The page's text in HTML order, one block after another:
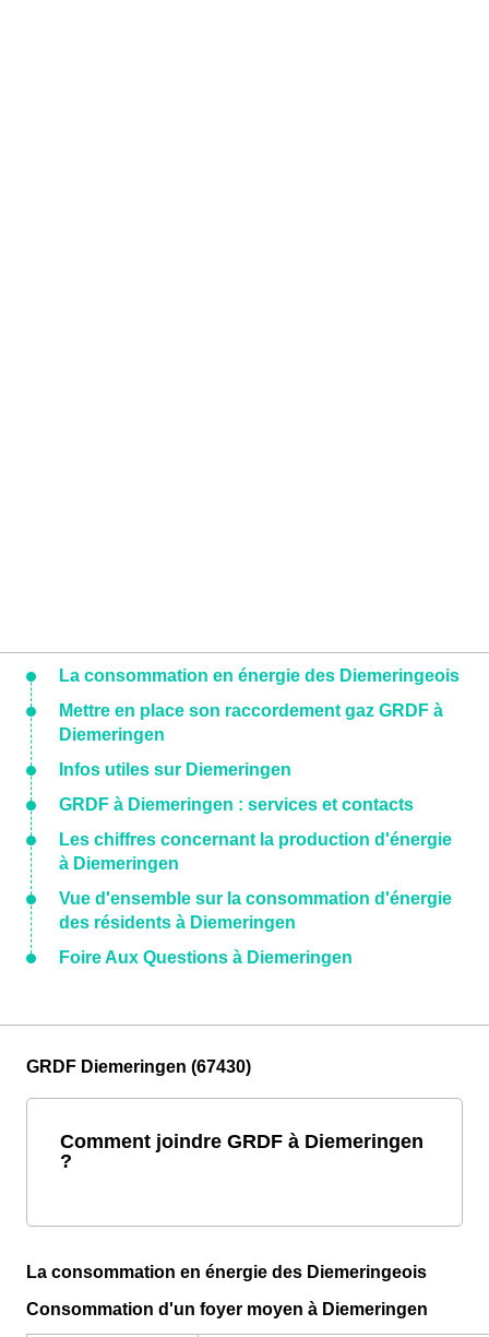
La consommation en énergie des Diemeringeois
Mettre en place son raccordement gaz GRDF à
Diemeringen
Infos utiles sur Diemeringen
GRDF à Diemeringen : services et contacts
Les chiffres concernant la production d'énergie
à Diemeringen
Vue d'ensemble sur la consommation d'énergie
des résidents à Diemeringen
Foire Aux Questions à Diemeringen
GRDF Diemeringen (67430)
Comment joindre GRDF à Diemeringen
?
La consommation en énergie des Diemeringeois
Consommation d'un foyer moyen à Diemeringen